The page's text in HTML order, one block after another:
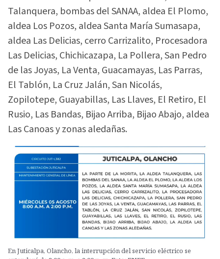
Talanquera, bombas del SANAA, aldea El Plomo,
aldea Los Pozos, aldea Santa María Sumasapa,
aldea Las Delicias, cerro Carrizalito, Procesadora
Las Delicias, Chichicazapa, La Pollera, San Pedro
de las Joyas, La Venta, Guacamayas, Las Parras,
El Tablón, La Cruz Jalán, San Nicolás,
Zopilotepe, Guayabillas, Las Llaves, El Retiro, El
Rusio, Las Bandas, Bijao Arriba, Bijao Abajo, aldea
Las Canoas y zonas aledañas.
En Juticalpa, Olancho, la interrupción del servicio eléctrico se